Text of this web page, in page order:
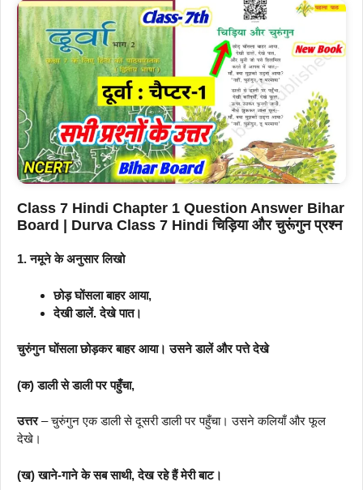
Class 7 Hindi Chapter 1 Question Answer Bihar
Board | Durva Class 7 Hindi चिड़िया और चुरूंगुन प्रश्न
1. नमूने के अनुसार लिखो
छोड़ घोंसला बाहर आया,
देखी डालें. देखे पात।
चुरुंगुन घोंसला छोड़कर बाहर आया। उसने डालें और पत्ते देखे
(क) डाली से डाली पर पहुँचा,
उत्तर– चुरुंगुन एक डाली से दूसरी डाली पर पहुँचा। उसने कलियाँ और फूल
देखे।
(ख) खाने-गाने के सब साथी, देख रहे हैं मेरी बाट।